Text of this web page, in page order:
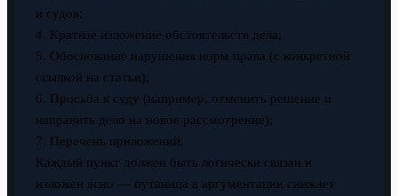
и судов;
4. Краткое изложение обстоятельств дела;
5. Обоснование нарушения норм права (с конкретной
ссылкой на статьи);
6. Просьба к суду (например, отменить решение и
направить дело на новое рассмотрение);
7. Перечень приложений.
Каждый пункт должен быть логически связан и
изложен ясно — путаница в аргументации снижает